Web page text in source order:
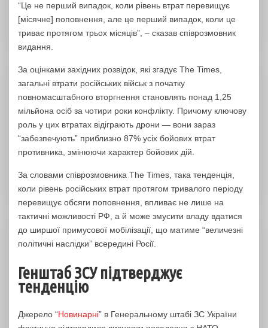
“Це не перший випадок, коли рівень втрат перевищує
[місячне] поповнення, але це перший випадок, коли це
триває протягом трьох місяців”, – сказав співрозмовник
видання.
За оцінками західних розвідок, які згадує The Times,
загальні втрати російських військ з початку
повномасштабного вторгнення становлять понад 1,25
мільйона осіб за чотири роки конфлікту. Причому ключову
роль у цих втратах відіграють дрони — вони зараз
“забезпечують” приблизно 87% усіх бойових втрат
противника, змінюючи характер бойових дій.
За словами співрозмовника The Times, така тенденція,
коли рівень російських втрат протягом тривалого періоду
перевищує обсяги поповнення, впливає не лише на
тактичні можливості РФ, а й може змусити владу вдатися
до ширшої примусової мобілізації, що матиме “величезні
політичні наслідки” всередині Росії.
Генштаб ЗСУ підтверджує
тенденцію
Джерело “Новинарні” в Генеральному штабі ЗС України